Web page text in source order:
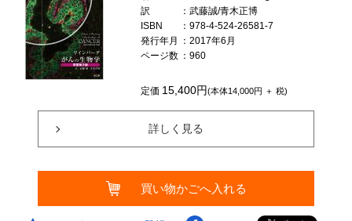
訳
：武藤誠/青木正博
ISBN
：978-4-524-26581-7
発行年月
：2017年6月
ページ数 ：960
定価 15,400円(本体14,000円 ＋ 税)
詳しく見る
買い物かごへ入れる